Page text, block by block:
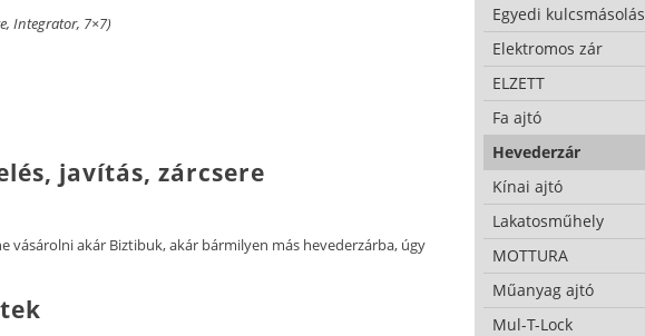
Integrator, 7×7)
javítás, zárcsere
vásárolni akár Biztibuk, akár bármilyen más hevederzárba, úgy
Egyedi kulcsmásolás
Elektromos zár
ELZETT
Fa ajtó
Hevederzár
Kínai ajtó
Lakatosműhely
MOTTURA
Műanyag ajtó
Mul-T-Lock